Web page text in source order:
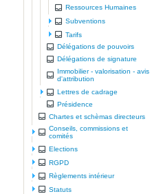
Ressources Humaines
Subventions
Tarifs
Délégations de pouvoirs
Délégations de signature
Immobilier - valorisation - avis
d'attribution
Lettres de cadrage
Présidence
Chartes et schèmas directeurs
Conseils, commissions et
comités
Elections
RGPD
Règlements intérieur
Statuts